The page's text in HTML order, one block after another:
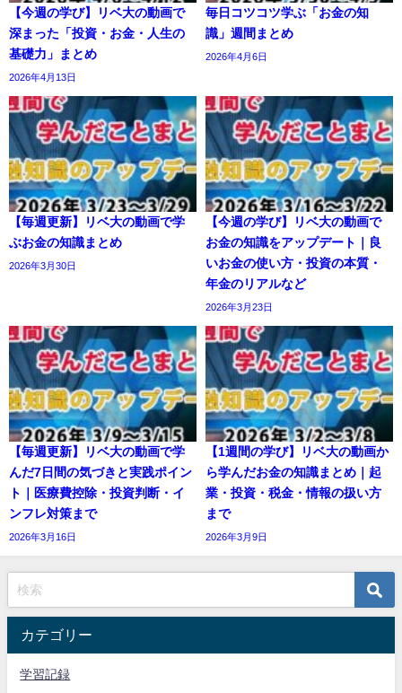
【今週の学び】リベ大の動画で
深まった「投資・お金・人生の
基礎力」まとめ
2026年4月13日
毎日コツコツ学ぶ「お金の知
識」週間まとめ
2026年4月6日
【毎週更新】リベ大の動画で学
ぶお金の知識まとめ
2026年3月30日
【今週の学び】リベ大の動画で
お金の知識をアップデート｜良
いお金の使い方・投資の本質・
年金のリアルなど
2026年3月23日
【毎週更新】リベ大の動画で学
んだ7日間の気づきと実践ポイン
ト｜医療費控除・投資判断・イ
ンフレ対策まで
2026年3月16日
【1週間の学び】リベ大の動画か
ら学んだお金の知識まとめ｜起
業・投資・税金・情報の扱い方
まで
2026年3月9日
カテゴリー
学習記録